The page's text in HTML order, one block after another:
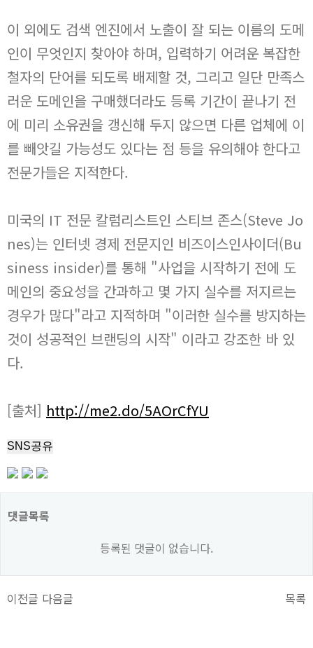
이 외에도 검색 엔진에서 노출이 잘 되는 이름의 도메
인이 무엇인지 찾아야 하며, 입력하기 어려운 복잡한
철자의 단어를 되도록 배제할 것, 그리고 일단 만족스
러운 도메인을 구매했더라도 등록 기간이 끝나기 전
에 미리 소유권을 갱신해 두지 않으면 다른 업체에 이
를 빼앗길 가능성도 있다는 점 등을 유의해야 한다고
전문가들은 지적한다.
미국의 IT 전문 칼럼리스트인 스티브 존스(Steve Jo
nes)는 인터넷 경제 전문지인 비즈이스인사이더(Bu
siness insider)를 통해 "사업을 시작하기 전에 도
메인의 중요성을 간과하고 몇 가지 실수를 저지르는
경우가 많다"라고 지적하며 "이러한 실수를 방지하는
것이 성공적인 브랜딩의 시작" 이라고 강조한 바 있
다.
[출처] http://me2.do/5AOrCfYU
SNS공유
댓글목록
등록된 댓글이 없습니다.
이전글 다음글 목록